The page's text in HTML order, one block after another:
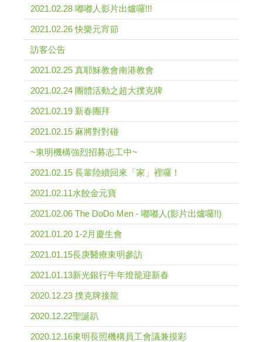
2021.02.28 嘟嘟人影片出爐囉!!!
2021.02.26 快樂元宵節
訪客公告
2021.02.25 真耶穌教會南港教會
2021.02.24 團體活動之超大撲克牌
2021.02.19 新春團拜
2021.02.15 麻將對對碰
~東明機構強烈招募志工中~
2021.02.15 長輩陸續回來「家」裡囉！
2021.02.11水餃金元寶
2021.02.06 The DoDo Men - 嘟嘟人(影片出爐囉!!)
2021.01.20 1-2月慶生會
2021.01.15長庚醫療東明參訪
2021.01.13新光銀行牛年燈籠迎新春
2020.12.23 撲克牌接龍
2020.12.22聖誕趴
2020.12.16東明長照機構員工會議兼摸彩